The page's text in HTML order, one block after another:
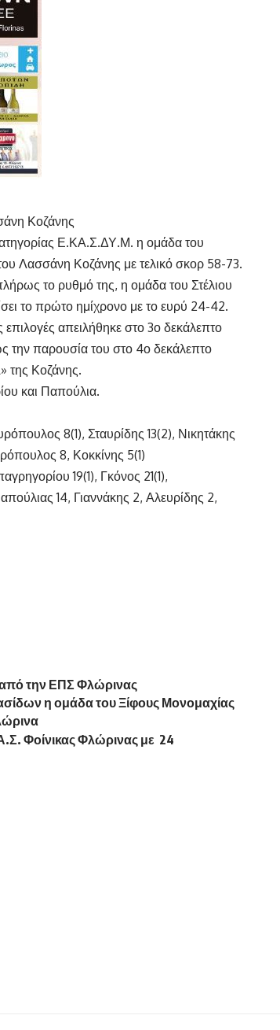
Κοζάνης
Ε.ΚΑ.Σ.ΔΥ.Μ. η ομάδα του
Λασσάνη Κοζάνης με τελικό σκορ 58-73.
το ρυθμό της, η ομάδα του Στέλιου
το πρώτο ημίχρονο με το ευρύ 24-42.
απειλήθηκε στο 3ο δεκάλεπτο
παρουσία του στο 4ο δεκάλεπτο
της Κοζάνης.
και Παπούλια.
8(1), Σταυρίδης 13(2), Νικητάκης
8, Κοκκίνης 5(1)
19(1), Γκόνος 21(1),
14, Γιαννάκης 2, Αλευρίδης 2,
από την ΕΠΣ Φλώρινας
η ομάδα του Ξίφους Μονομαχίας
Φοίνικας Φλώρινας με 24